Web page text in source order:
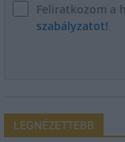
Feliratkozom a
szabályzatot!
LEGNÉZETTEBB